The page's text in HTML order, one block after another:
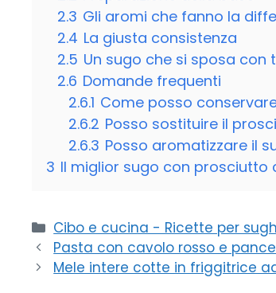
2.3 Gli aromi che fanno la
2.4 La giusta consistenza
2.5 Un sugo che si sposa con
2.6 Domande frequenti
2.6.1 Come posso
2.6.2 Posso sostituire il
2.6.3 Posso aromatizzare il
3 Il miglior sugo con
Categorie
Cibo e cucina - Ricette per
Pasta con cavolo rosso e
Mele intere cotte in friggitrice